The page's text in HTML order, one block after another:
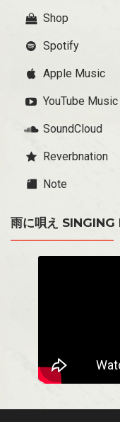
Shop
Spotify
Apple Music
YouTube Music
SoundCloud
Reverbnation
Note
雨に唄え